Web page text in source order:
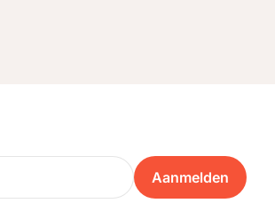
Aanmelden